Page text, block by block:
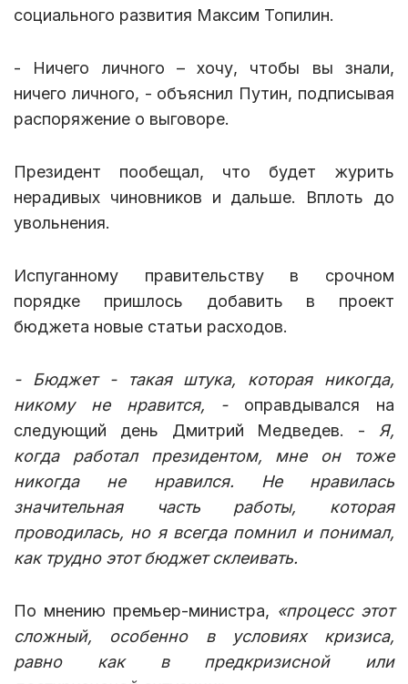
социального развития Максим Топилин.
- Ничего личного – хочу, чтобы вы знали,
ничего личного, - объяснил Путин, подписывая
распоряжение о выговоре.
Президент пообещал, что будет журить
нерадивых чиновников и дальше. Вплоть до
увольнения.
Испуганному правительству в срочном
порядке пришлось добавить в проект
бюджета новые статьи расходов.
- Бюджет - такая штука, которая никогда,
никому не нравится, -оправдывался на
следующий день Дмитрий Медведев. - Я,
когда работал президентом, мне он тоже
никогда не нравился. Не нравилась
значительная часть работы, которая
проводилась, но я всегда помнил и понимал,
как трудно этот бюджет склеивать.
По мнению премьер-министра, «процесс этот
сложный, особенно в условиях кризиса,
равно как в предкризисной или